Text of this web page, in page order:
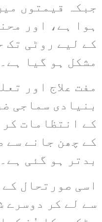
جبکہ قیمتوں
ہوا ہے، اور
کے لیے روٹی تک
مشکل ہو گیا ہے۔
مفت علاج اور
بنیادی سماجی
کے انتظامات
کے چھن جانے سے
بدتر ہو گئی ہے۔
اسی صورتحال
سے لے کر دوسرے